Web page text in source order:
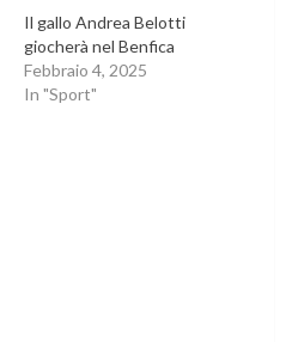
Il gallo Andrea Belotti
giocherà nel Benfica
Febbraio 4, 2025
In "Sport"